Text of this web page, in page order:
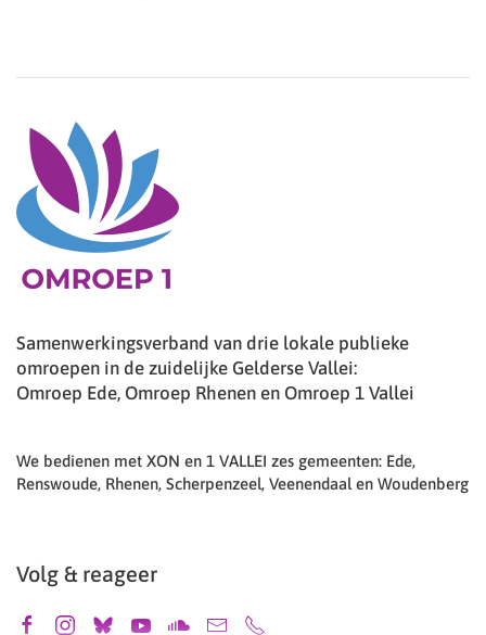
Samenwerkingsverband van drie lokale publieke
omroepen in de zuidelijke Gelderse Vallei:
Omroep Ede, Omroep Rhenen en Omroep 1 Vallei
We bedienen met XON en 1 VALLEI zes gemeenten: Ede,
Renswoude, Rhenen, Scherpenzeel, Veenendaal en Woudenberg
Volg & reageer